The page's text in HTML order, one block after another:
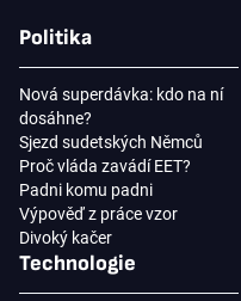
Politika
Nová superdávka: kdo na ní
dosáhne?
Sjezd sudetských Němců
Proč vláda zavádí EET?
Padni komu padni
Výpověď z práce vzor
Divoký kačer
Technologie